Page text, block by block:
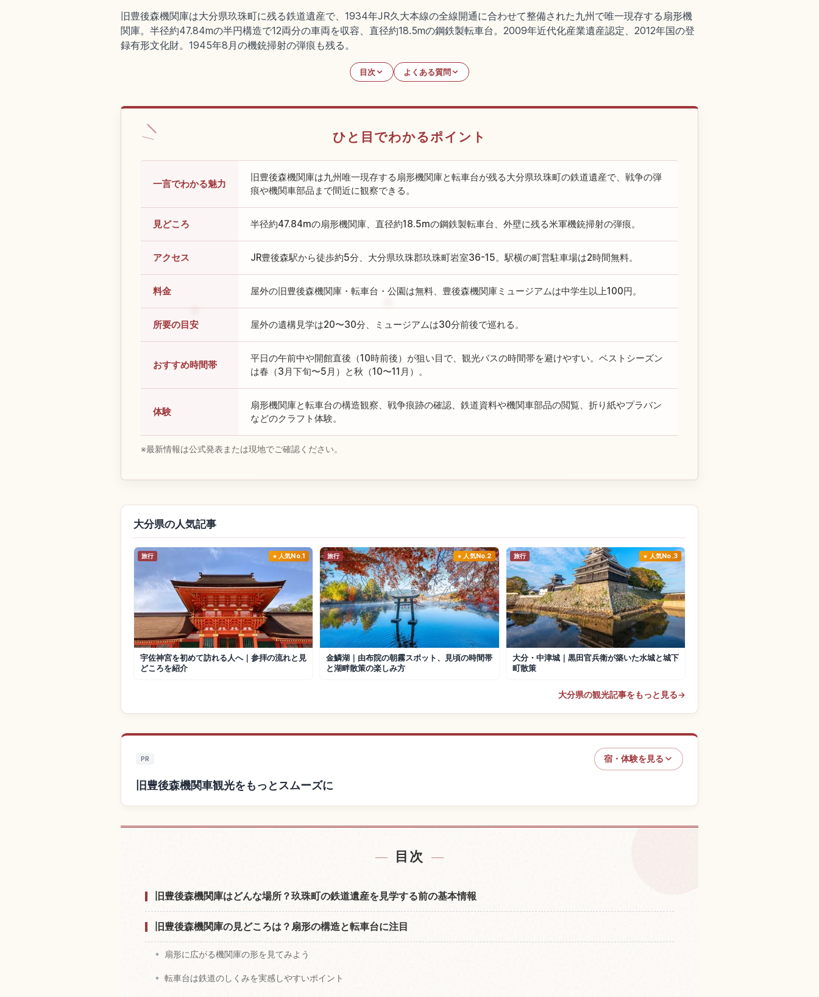
旧豊後森機関庫は大分県玖珠町に残る鉄道遺産で、1934年JR久大本線の全線開通に合わせて整備された九州で唯一現存する扇形機
関庫。半径約47.84mの半円構造で12両分の車両を収容、直径約18.5mの鋼鉄製転車台。2009年近代化産業遺産認定、2012年国の登
録有形文化財。1945年8月の機銃掃射の弾痕も残る。
目次 よくある質問
ひと目でわかるポイント
一言でわかる魅力
旧豊後森機関庫は九州唯一現存する扇形機関庫と転車台が残る大分県玖珠町の鉄道遺産で、戦争の弾
痕や機関車部品まで間近に観察できる。
見どころ 半径約47.84mの扇形機関庫、直径約18.5mの鋼鉄製転車台、外壁に残る米軍機銃掃射の弾痕。
アクセス JR豊後森駅から徒歩約5分、大分県玖珠郡玖珠町岩室36-15。駅横の町営駐車場は2時間無料。
料金 屋外の旧豊後森機関庫・転車台・公園は無料、豊後森機関庫ミュージアムは中学生以上100円。
所要の目安 屋外の遺構見学は20〜30分、ミュージアムは30分前後で巡れる。
おすすめ時間帯
平日の午前中や開館直後（10時前後）が狙い目で、観光バスの時間帯を避けやすい。ベストシーズン
は春（3月下旬〜5月）と秋（10〜11月）。
体験
扇形機関庫と転車台の構造観察、戦争痕跡の確認、鉄道資料や機関車部品の閲覧、折り紙やプラバン
などのクラフト体験。
※最新情報は公式発表または現地でご確認ください。
大分県の人気記事
旅行 人気No.1
宇佐神宮を初めて訪れる人へ｜参拝の流れと見
どころを紹介
旅行 人気No.2
金鱗湖｜由布院の朝霧スポット、見頃の時間帯
と湖畔散策の楽しみ方
旅行 人気No.3
大分・中津城｜黒田官兵衛が築いた水城と城下
町散策
大分県の観光記事をもっと見る→
PR 宿・体験を見る
旧豊後森機関車観光をもっとスムーズに
目次
旧豊後森機関庫はどんな場所？玖珠町の鉄道遺産を見学する前の基本情報
旧豊後森機関庫の見どころは？扇形の構造と転車台に注目
扇形に広がる機関庫の形を見てみよう
転車台は鉄道のしくみを実感しやすいポイント